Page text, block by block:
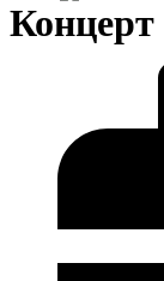
Концерт